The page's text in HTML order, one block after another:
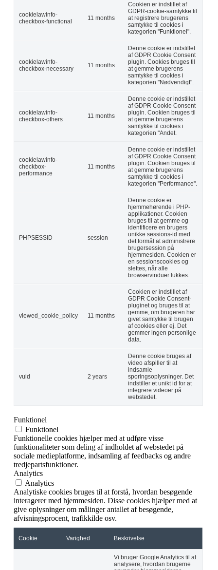
cookielawinfo-
checkbox-functional
11 months
Cookien er indstillet af
GDPR-cookie-samtykke til
at registrere brugerens
samtykke til cookies i
kategorien "Funktionel".
cookielawinfo-
checkbox-necessary
11 months
Denne cookie er indstillet
af GDPR Cookie Consent
plugin. Cookies bruges til
at gemme brugerens
samtykke til cookies i
kategorien "Nødvendigt".
cookielawinfo-
checkbox-others
11 months
Denne cookie er indstillet
af GDPR Cookie Consent
plugin. Cookien bruges til
at gemme brugerens
samtykke til cookies i
kategorien "Andet.
cookielawinfo-
checkbox-
performance
11 months
Denne cookie er indstillet
af GDPR Cookie Consent
plugin. Cookien bruges til
at gemme brugerens
samtykke til cookies i
kategorien "Performance".
PHPSESSID session
Denne cookie er
hjemmehørende i PHP-
applikationer. Cookien
bruges til at gemme og
identificere en brugers
unikke sessions-id med
det formål at administrere
brugersession på
hjemmesiden. Cookien er
en sessionscookies og
slettes, når alle
browservinduer lukkes.
viewed_cookie_policy 11 months
Cookien er indstillet af
GDPR Cookie Consent-
pluginet og bruges til at
gemme, om brugeren har
givet samtykke til brugen
af cookies eller ej. Det
gemmer ingen personlige
data.
vuid 2 years
Denne cookie bruges af
video afspiller til at
indsamle
sporingsoplysninger. Det
indstiller et unikt id for at
integrere videoer på
webstedet.
Funktionel
Funktionel
Funktionelle cookies hjælper med at udføre visse
funktionaliteter som deling af indholdet af webstedet på
sociale medieplatforme, indsamling af feedbacks og andre
tredjepartsfunktioner.
Analytics
Analytics
Analytiske cookies bruges til at forstå, hvordan besøgende
interagerer med hjemmesiden. Disse cookies hjælper med at
give oplysninger om målinger antallet af besøgende,
afvisningsprocent, trafikkilde osv.
Cookie Varighed Beskrivelse
Vi bruger Google Analytics til at
analysere, hvordan brugerne